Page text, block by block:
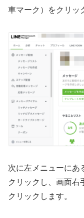
車マーク）をクリッ
次に左メニューにあ
クリックし、画面右
クリックします。